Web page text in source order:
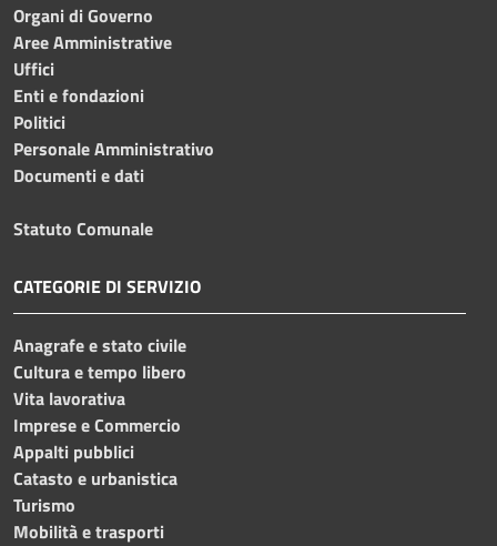
Organi di Governo
Aree Amministrative
Uffici
Enti e fondazioni
Politici
Personale Amministrativo
Documenti e dati
Statuto Comunale
CATEGORIE DI SERVIZIO
Anagrafe e stato civile
Cultura e tempo libero
Vita lavorativa
Imprese e Commercio
Appalti pubblici
Catasto e urbanistica
Turismo
Mobilità e trasporti